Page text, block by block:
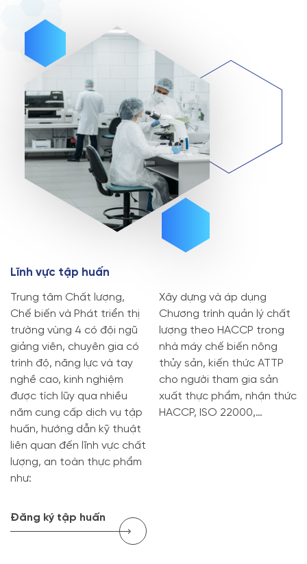
Lĩn h vực tập huấn
Trung tâm Chất lượng,
Chế biến và Phát triển thị
trường vùng 4 có đội ngũ
giảng viên, chuyên gia có
trình độ, năng lực và tay
nghề cao, kinh nghiệm
được tích lũy qua nhiều
năm cung cấp dịch vụ tập
huấn, hướng dẫn kỹ thuật
liên quan đến lĩnh vực chất
lượng, an toàn thực phẩm
như:
Xây dựng và áp dụng
Chương trình quản lý chất
lượng theo HACCP trong
nhà máy chế biến nông
thủy sản, kiến thức ATTP
cho người tham gia sản
xuất thực phẩm, nhận thức
HACCP, ISO 22000,…
Đăng ký tập huấn